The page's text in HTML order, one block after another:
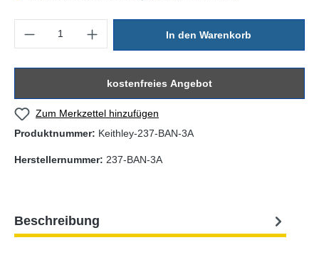
In den Warenkorb
kostenfreies Angebot
Zum Merkzettel hinzufügen
Produktnummer: Keithley-237-BAN-3A
Herstellernummer: 237-BAN-3A
Beschreibung